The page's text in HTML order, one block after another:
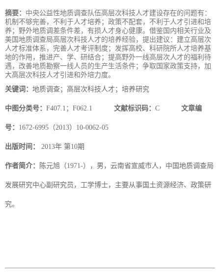
摘要： 中央公益性地质调查队伍高层次科技人才建设存在的问题有：
机制不够完善，不利于人才培养；政策不配套，不利于人才引进和培
养；野外地质调差条件差，有损人才身心健康。借鉴国内相关行业及
美国地质调查局高层次科技人才的培养经验，提出建议：建立高层次
人才标准体系，完善人才考评制度；发挥高校、科研院所人才培养基
地的作用，推进产、学、研结合；提高野外一线高层次人才的福利待
遇，改善地质勘察一线人员的生产生活条件；争取国家政策支持，加
大高层次科技人才引进和外培力度。
关键词： 地质调查；高层次科技人才；培养研究
中图分类号： F407.1；F062.1 文献标识码： C 文章编
号： 1672-6995（2013）10-0062-05
出版时间： 2013年 第10期
作者简介： 陈元旭（1971-），男，云南省宣威市人，中国地质调查局
发展研究中心副研究员，工学博士，主要从事国土资源经济、政策研
究。